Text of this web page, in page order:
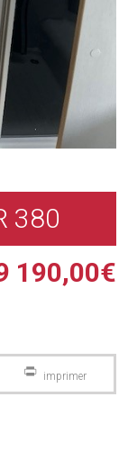
380
190,00€
PrintFriendly